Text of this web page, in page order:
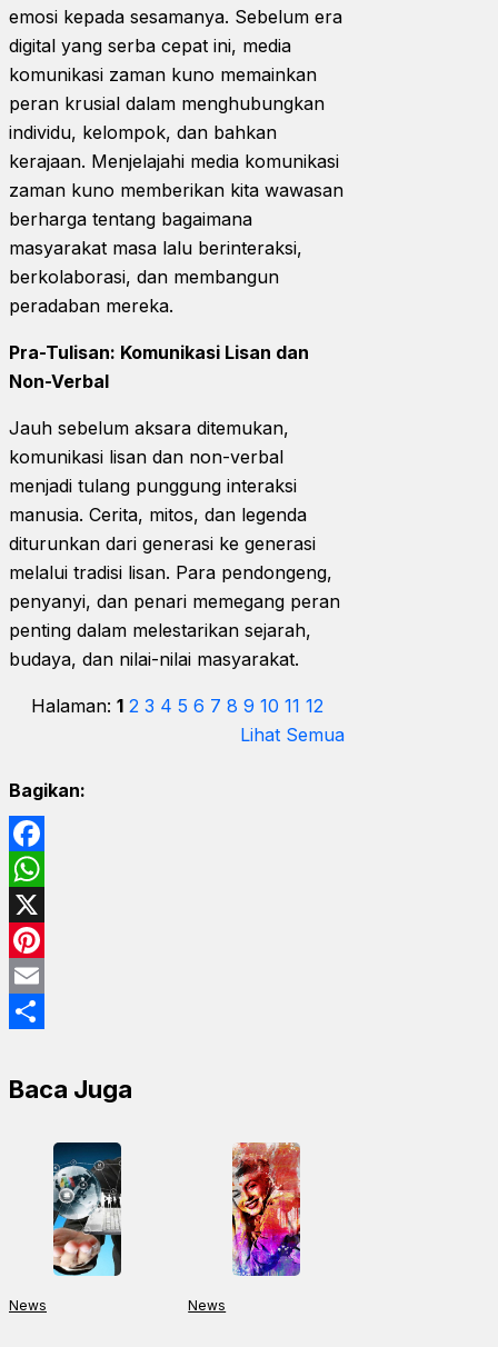
emosi kepada sesamanya. Sebelum era
digital yang serba cepat ini, media
komunikasi zaman kuno memainkan
peran krusial dalam menghubungkan
individu, kelompok, dan bahkan
kerajaan. Menjelajahi media komunikasi
zaman kuno memberikan kita wawasan
berharga tentang bagaimana
masyarakat masa lalu berinteraksi,
berkolaborasi, dan membangun
peradaban mereka.
Pra-Tulisan: Komunikasi Lisan dan
Non-Verbal
Jauh sebelum aksara ditemukan,
komunikasi lisan dan non-verbal
menjadi tulang punggung interaksi
manusia. Cerita, mitos, dan legenda
diturunkan dari generasi ke generasi
melalui tradisi lisan. Para pendongeng,
penyanyi, dan penari memegang peran
penting dalam melestarikan sejarah,
budaya, dan nilai-nilai masyarakat.
Halaman: 1 2 3 4 5 6 7 8 9 10 11 12
Lihat Semua
Bagikan:
Facebook
WhatsApp
X
Pinterest
Email
Baca Juga
News News